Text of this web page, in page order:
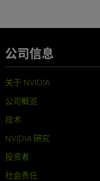
公司信息
关于 NVIDIA
公司概览
技术
NVIDIA 研究
投资者
社会责任